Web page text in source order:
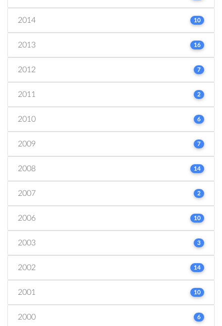
2014 10
2013 16
2012 7
2011 2
2010 6
2009 7
2008 14
2007 2
2006 10
2003 3
2002 14
2001 10
2000 6